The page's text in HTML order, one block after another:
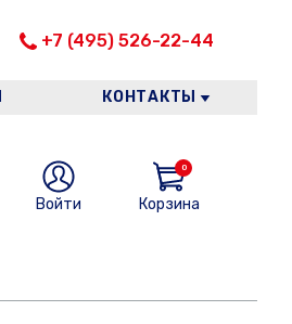
+7 (495) 526-22-44
КОНТАКТЫ
Войти Корзина
0